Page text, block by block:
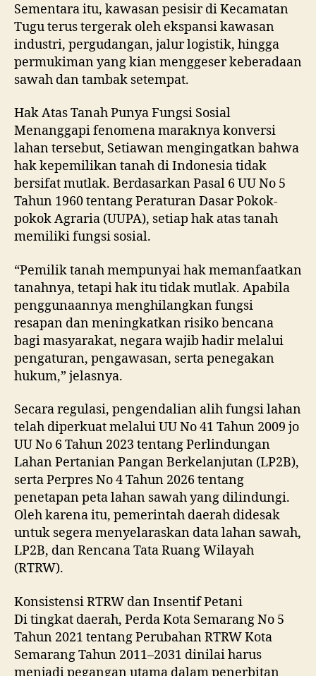
Sementara itu, kawasan pesisir di Kecamatan
Tugu terus tergerak oleh ekspansi kawasan
industri, pergudangan, jalur logistik, hingga
permukiman yang kian menggeser keberadaan
sawah dan tambak setempat.
Hak Atas Tanah Punya Fungsi Sosial
Menanggapi fenomena maraknya konversi
lahan tersebut, Setiawan mengingatkan bahwa
hak kepemilikan tanah di Indonesia tidak
bersifat mutlak. Berdasarkan Pasal 6 UU No 5
Tahun 1960 tentang Peraturan Dasar Pokok-
pokok Agraria (UUPA), setiap hak atas tanah
memiliki fungsi sosial.
“Pemilik tanah mempunyai hak memanfaatkan
tanahnya, tetapi hak itu tidak mutlak. Apabila
penggunaannya menghilangkan fungsi
resapan dan meningkatkan risiko bencana
bagi masyarakat, negara wajib hadir melalui
pengaturan, pengawasan, serta penegakan
hukum,” jelasnya.
Secara regulasi, pengendalian alih fungsi lahan
telah diperkuat melalui UU No 41 Tahun 2009 jo
UU No 6 Tahun 2023 tentang Perlindungan
Lahan Pertanian Pangan Berkelanjutan (LP2B),
serta Perpres No 4 Tahun 2026 tentang
penetapan peta lahan sawah yang dilindungi.
Oleh karena itu, pemerintah daerah didesak
untuk segera menyelaraskan data lahan sawah,
LP2B, dan Rencana Tata Ruang Wilayah
(RTRW).
Konsistensi RTRW dan Insentif Petani
Di tingkat daerah, Perda Kota Semarang No 5
Tahun 2021 tentang Perubahan RTRW Kota
Semarang Tahun 2011–2031 dinilai harus
menjadi pegangan utama dalam penerbitan